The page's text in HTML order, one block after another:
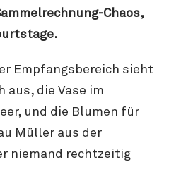
Chaos,
Empfangsbereich sieht
aus, die Vase im
und die Blumen für
Müller aus der
niemand rechtzeitig